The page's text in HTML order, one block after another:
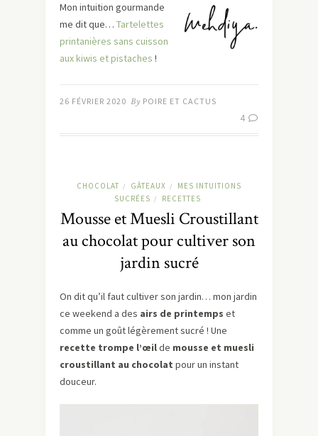
Mon intuition gourmande
me dit que… Tartelettes
printanières sans cuisson
aux kiwis et pistaches !
26 FÉVRIER 2020 By POIRE ET CACTUS
4
CHOCOLAT / GÂTEAUX /
MES INTUITIONS
SUCRÉES / RECETTES
Mousse et Muesli Croustillant
au chocolat pour cultiver son
jardin sucré
On dit qu’il faut cultiver son jardin… mon jardin
ce weekend a des airs de printemps et
comme un goût légèrement sucré ! Une
recette trompe l’œilde mousse et muesli
croustillant au chocolat pour un instant
douceur.